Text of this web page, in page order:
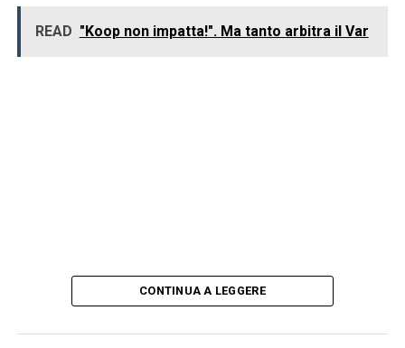
READ "Koop non impatta!". Ma tanto arbitra il Var
CONTINUA A LEGGERE